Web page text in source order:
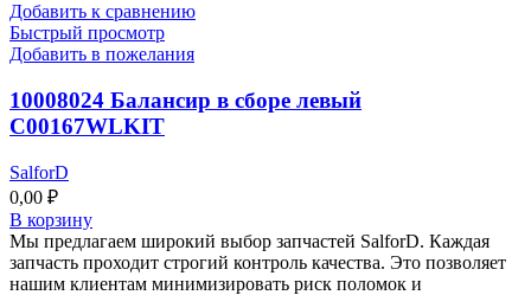
Добавить к сравнению
Быстрый просмотр
Добавить в пожелания
10008024 Балансир в сборе левый
C00167WLKIT
SalforD
0,00 ₽
В корзину
Мы предлагаем широкий выбор запчастей SalforD. Каждая
запчасть проходит строгий контроль качества. Это позволяет
нашим клиентам минимизировать риск поломок и